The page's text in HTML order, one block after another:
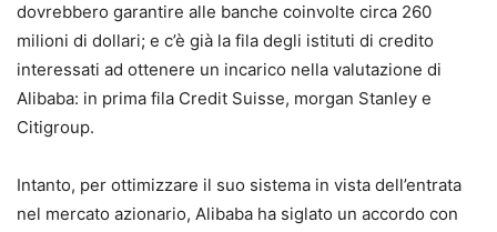
dovrebbero garantire alle banche coinvolte circa 260
milioni di dollari; e c’è già la fila degli istituti di credito
interessati ad ottenere un incarico nella valutazione di
Alibaba: in prima fila Credit Suisse, morgan Stanley e
Citigroup.
Intanto, per ottimizzare il suo sistema in vista dell’entrata
nel mercato azionario, Alibaba ha siglato un accordo con